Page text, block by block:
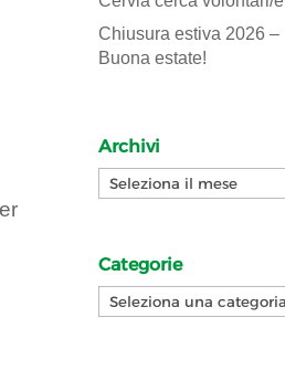
Chiusura estiva 2026 –
Buona estate!
Archivi
Archivi
Categorie
Categorie